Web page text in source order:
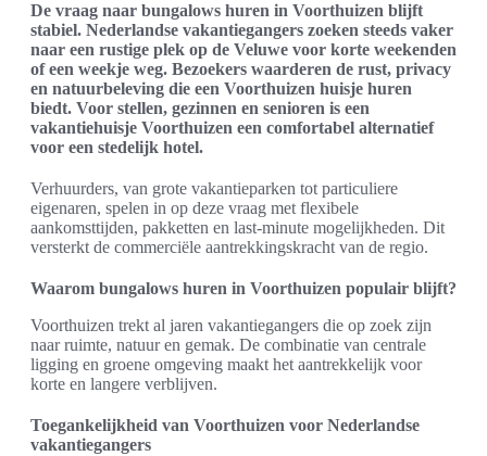
De vraag naar bungalows huren in Voorthuizen blijft
stabiel. Nederlandse vakantiegangers zoeken steeds vaker
naar een rustige plek op de Veluwe voor korte weekenden
of een weekje weg. Bezoekers waarderen de rust, privacy
en natuurbeleving die een Voorthuizen huisje huren
biedt. Voor stellen, gezinnen en senioren is een
vakantiehuisje Voorthuizen een comfortabel alternatief
voor een stedelijk hotel.
Verhuurders, van grote vakantieparken tot particuliere
eigenaren, spelen in op deze vraag met flexibele
aankomsttijden, pakketten en last-minute mogelijkheden. Dit
versterkt de commerciële aantrekkingskracht van de regio.
Waarom bungalows huren in Voorthuizen populair blijft?
Voorthuizen trekt al jaren vakantiegangers die op zoek zijn
naar ruimte, natuur en gemak. De combinatie van centrale
ligging en groene omgeving maakt het aantrekkelijk voor
korte en langere verblijven.
Toegankelijkheid van Voorthuizen voor Nederlandse
vakantiegangers